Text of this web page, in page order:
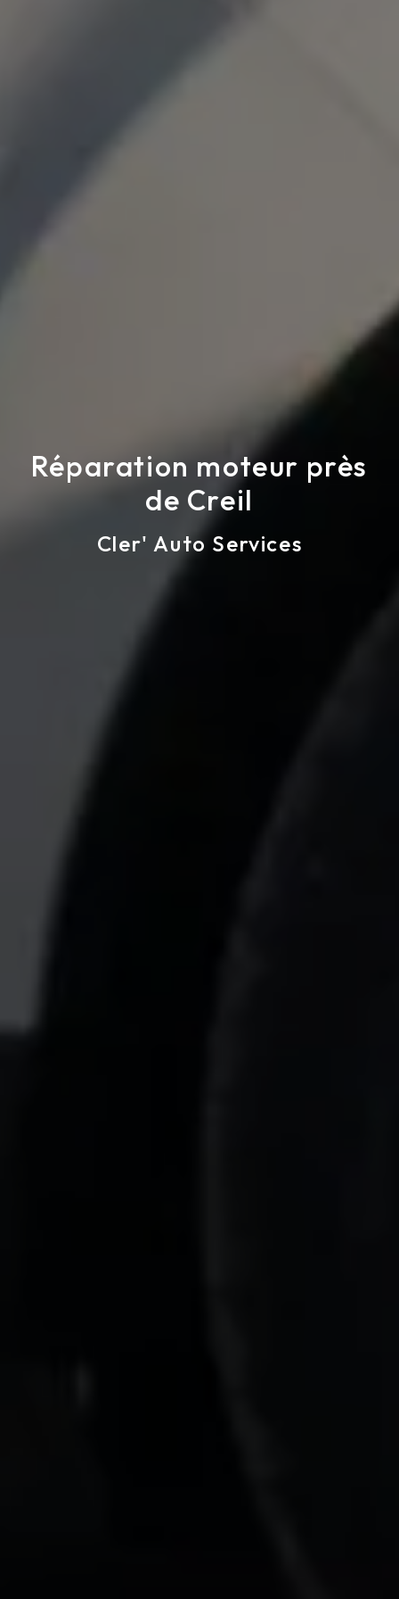
Réparation moteur près
de Creil
Cler' Auto Services